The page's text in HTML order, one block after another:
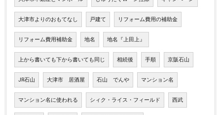
大津市よりのおもてなし 戸建て リフォーム費用の補助金
リフォーム費用補助金 地名 地名『上田上』
上から書いても下から書いても同じ 相続後 手順 京阪石山
JR石山 大津市 居酒屋 石山 でんや マンション名
マンション名に使われる シィク・ライス・フィールド 西武